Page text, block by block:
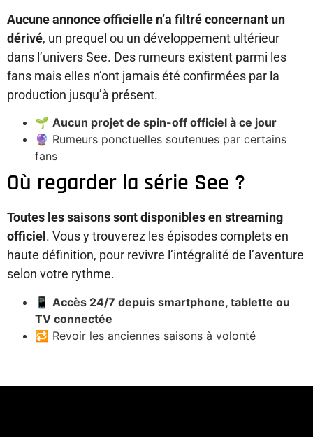
Aucune annonce officielle n’a filtré concernant un
dérivé, un prequel ou un développement ultérieur
dans l’univers See. Des rumeurs existent parmi les
fans mais elles n’ont jamais été confirmées par la
production jusqu’à présent.
🌱 Aucun projet de spin-off officiel à ce jour
🔮 Rumeurs ponctuelles soutenues par certains
fans
Où regarder la série See ?
Toutes les saisons sont disponibles en streaming
officiel . Vous y trouverez les épisodes complets en
haute définition, pour revivre l’intégralité de l’aventure
selon votre rythme.
📱 Accès 24/7 depuis smartphone, tablette ou
TV connectée
🔁 Revoir les anciennes saisons à volonté